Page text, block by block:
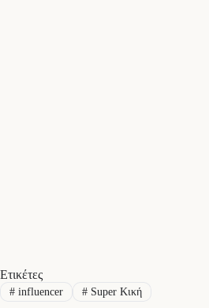
Ετικέτες
#influencer #Super Κική